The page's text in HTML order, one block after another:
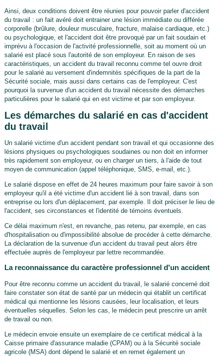
Ainsi, deux conditions doivent être réunies pour pouvoir parler d'accident
du travail : un fait avéré doit entrainer une lésion immédiate ou différée
corporelle (brûlure, douleur musculaire, fracture, malaise cardiaque, etc.)
ou psychologique, et l'accident doit être provoqué par un fait soudain et
imprévu à l'occasion de l'activité professionnelle, soit au moment où un
salarié est placé sous l'autorité de son employeur. En raison de ses
caractéristiques, un accident du travail reconnu comme tel ouvre droit
pour le salarié au versement d'indemnités spécifiques de la part de la
Sécurité sociale, mais aussi dans certains cas de l'employeur. C'est
pourquoi la survenue d'un accident du travail nécessite des démarches
particulières pour le salarié qui en est victime et par son employeur.
Les démarches du salarié en cas d'accident
du travail
Un salarié victime d'un accident pendant son travail et qui occasionne des
lésions physiques ou psychologiques soudaines ou non doit en informer
très rapidement son employeur, ou en charger un tiers, à l'aide de tout
moyen de communication (appel téléphonique, SMS, e-mail, etc.).
Le salarié dispose en effet de 24 heures maximum pour faire savoir à son
employeur qu'il a été victime d'un accident lié à son travail, dans son
entreprise ou lors d'un déplacement, par exemple. Il doit préciser le lieu de
l'accident, ses circonstances et l'identité de témoins éventuels.
Ce délai maximum n'est, en revanche, pas retenu, par exemple, en cas
d'hospitalisation ou d'impossibilité absolue de procéder à cette démarche.
La déclaration de la survenue d'un accident du travail peut alors être
effectuée auprès de l'employeur par lettre recommandée.
La reconnaissance du caractère professionnel d'un accident
Pour être reconnu comme un accident du travail, le salarié concerné doit
faire constater son état de santé par un médecin qui établit un certificat
médical qui mentionne les lésions causées, leur localisation, et leurs
éventuelles séquelles. Selon les cas, le médecin peut prescrire un arrêt
de travail ou non.
Le médecin envoie ensuite un exemplaire de ce certificat médical à la
Caisse primaire d'assurance maladie (CPAM) ou à la Sécurité sociale
agricole (MSA) dont dépend le salarié et en remet également un